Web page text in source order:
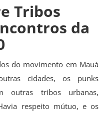
Tribos
da
do movimento em Mauá
cidades, os punks
outras tribos urbanas,
respeito mútuo, e os